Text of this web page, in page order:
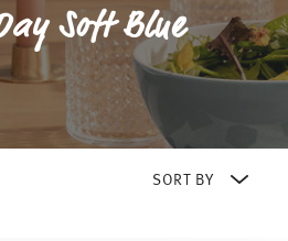
Soft Blue